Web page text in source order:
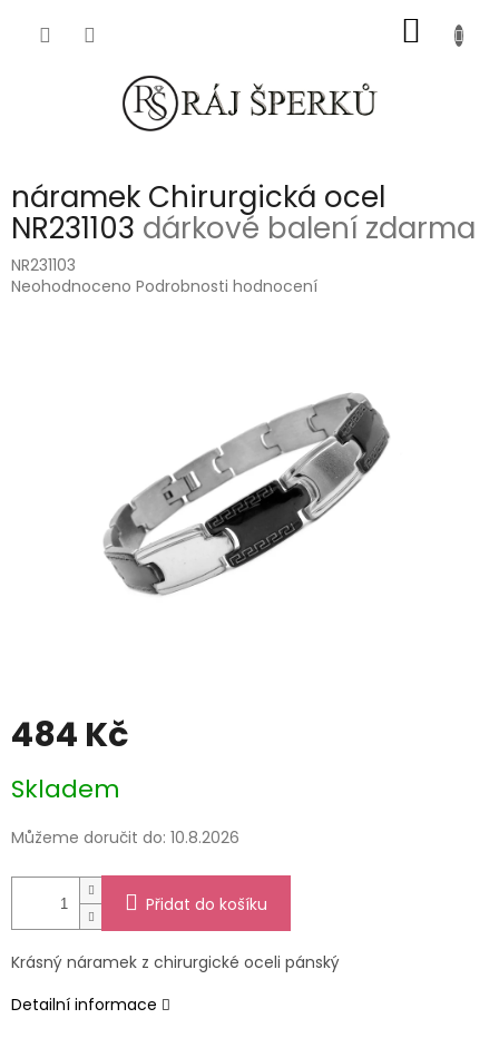
KOŠÍK
náramek Chirurgická ocel
NR231103 dárkové balení zdarma
NR231103
Průměrné
Neohodnoceno Podrobnosti hodnocení
484 Kč
cena:
Skladem
Můžeme doručit do: 10.8.2026
Přidat do košíku
Krásný náramek z chirurgické oceli pánský
Detailní informace